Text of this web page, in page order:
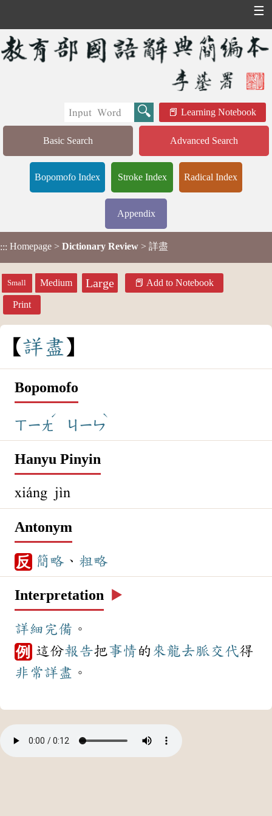
☰
Learning Notebook
Basic Search Advanced Search
Bopomofo Index Stroke Index Radical Index
Appendix
::: Homepage > Dictionary Review > 詳盡
Small Medium Large Add to Notebook
Print
詳盡
Bopomofo
ㄒㄧㄤ
ˊ
ㄐㄧㄣ
ˋ
Hanyu Pinyin
xiáng jìn
Antonym
反 簡略 、 粗略
Interpretation ▶️
詳細 完備 。
例 這份報告把事情的 來龍去脈 交代得
非常詳盡 。